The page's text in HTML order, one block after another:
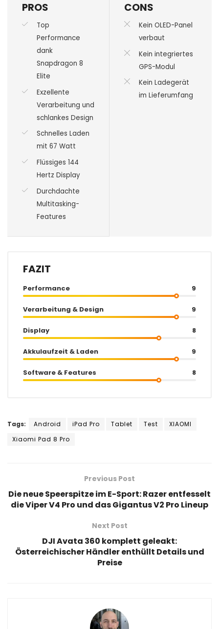
PROS
Top
Performance
dank
Snapdragon 8
Elite
Exzellente
Verarbeitung und
schlankes Design
Schnelles Laden
mit 67 Watt
Flüssiges 144
Hertz Display
Durchdachte
Multitasking-
Features
CONS
Kein OLED-Panel
verbaut
Kein integriertes
GPS-Modul
Kein Ladegerät
im Lieferumfang
FAZIT
Performance 9
Verarbeitung & Design 9
Display 8
Akkulaufzeit & Laden 9
Software & Features 8
Tags: Android iPad Pro Tablet Test
XIAOMI
Xiaomi Pad 8 Pro
Previous Post
Die neue Speerspitze im E-Sport: Razer entfesselt
die Viper V4 Pro und das Gigantus V2 Pro Lineup
Next Post
DJI Avata 360 komplett geleakt:
Österreichischer Händler enthüllt Details und
Preise